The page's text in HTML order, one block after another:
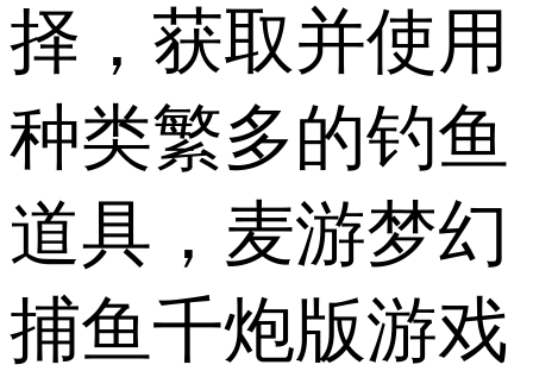
择，获取并使用
种类繁多的钓鱼
道具，麦游梦幻
捕鱼千炮版游戏